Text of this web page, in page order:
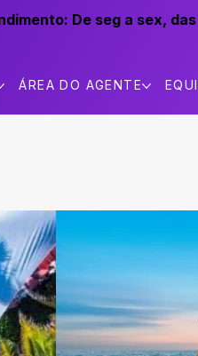
De seg a sex,
ÁREA DO AGENTE